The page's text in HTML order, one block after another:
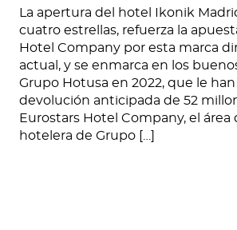
La apertura del hotel Ikonik
cuatro estrellas, refuerza la
Hotel Company por esta marca
actual, y se enmarca en los
Grupo Hotusa en 2022, que le
devolución anticipada de 52
Eurostars Hotel Company, el
hotelera de Grupo […]